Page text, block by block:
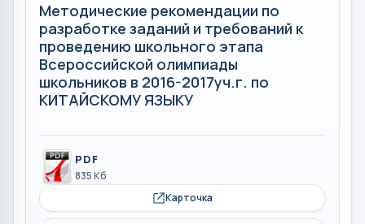
Методические рекомендации по
разработке заданий и требований к
проведению школьного этапа
Всероссийской олимпиады
школьников в 2016-2017уч.г. по
КИТАЙСКОМУ ЯЗЫКУ
PDF
835 Кб
Карточка